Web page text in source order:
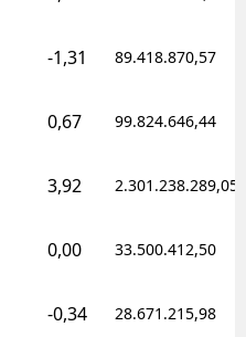
-1,31 89.418.870,57
0,67 99.824.646,44
3,92 2.301.238.289,05
0,00 33.500.412,50
-0,34 28.671.215,98